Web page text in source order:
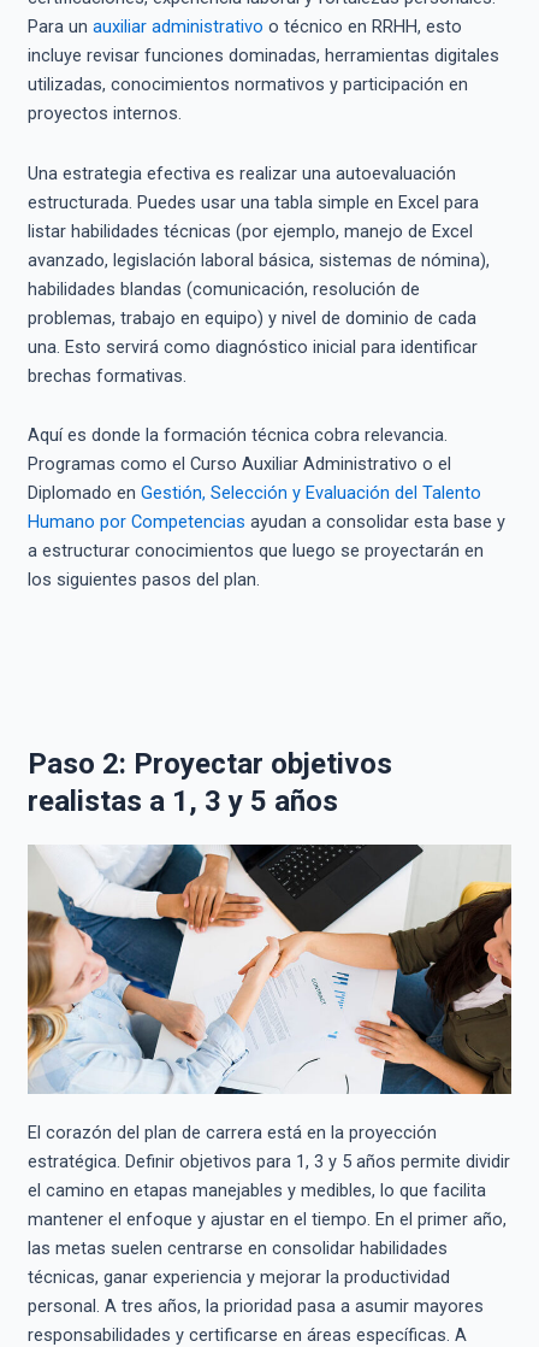
Para un auxiliar administrativo o técnico en RRHH, esto
incluye revisar funciones dominadas, herramientas digitales
utilizadas, conocimientos normativos y participación en
proyectos internos.
Una estrategia efectiva es realizar una autoevaluación
estructurada. Puedes usar una tabla simple en Excel para
listar habilidades técnicas (por ejemplo, manejo de Excel
avanzado, legislación laboral básica, sistemas de nómina),
habilidades blandas (comunicación, resolución de
problemas, trabajo en equipo) y nivel de dominio de cada
una. Esto servirá como diagnóstico inicial para identificar
brechas formativas.
Aquí es donde la formación técnica cobra relevancia.
Programas como el Curso Auxiliar Administrativo o el
Diplomado en Gestión, Selección y Evaluación del Talento
Humano por Competencias ayudan a consolidar esta base y
a estructurar conocimientos que luego se proyectarán en
los siguientes pasos del plan.
Paso 2: Proyectar objetivos
realistas a 1, 3 y 5 años
El corazón del plan de carrera está en la proyección
estratégica. Definir objetivos para 1, 3 y 5 años permite dividir
el camino en etapas manejables y medibles, lo que facilita
mantener el enfoque y ajustar en el tiempo. En el primer año,
las metas suelen centrarse en consolidar habilidades
técnicas, ganar experiencia y mejorar la productividad
personal. A tres años, la prioridad pasa a asumir mayores
responsabilidades y certificarse en áreas específicas. A